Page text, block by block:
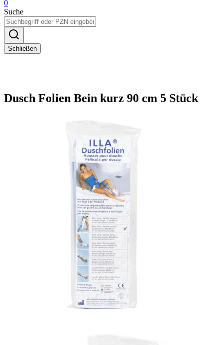
0
Suche
Schließen
Dusch Folien Bein kurz 90 cm 5 Stück